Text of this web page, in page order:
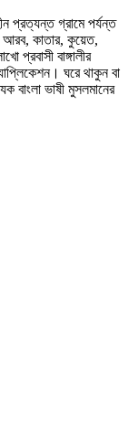
প্রত্যন্ত গ্রামে পর্যন্ত
আরব, কাতার, কুয়েত,
প্রবাসী বাঙ্গালীর
ঘরে থাকুন বা
বাংলা ভাষী মুসলমানের